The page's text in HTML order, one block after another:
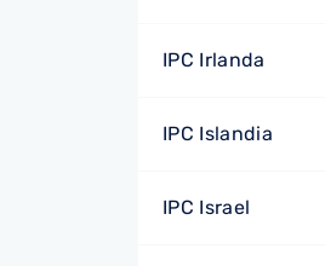
IPC Irlanda
IPC Islandia
IPC Israel